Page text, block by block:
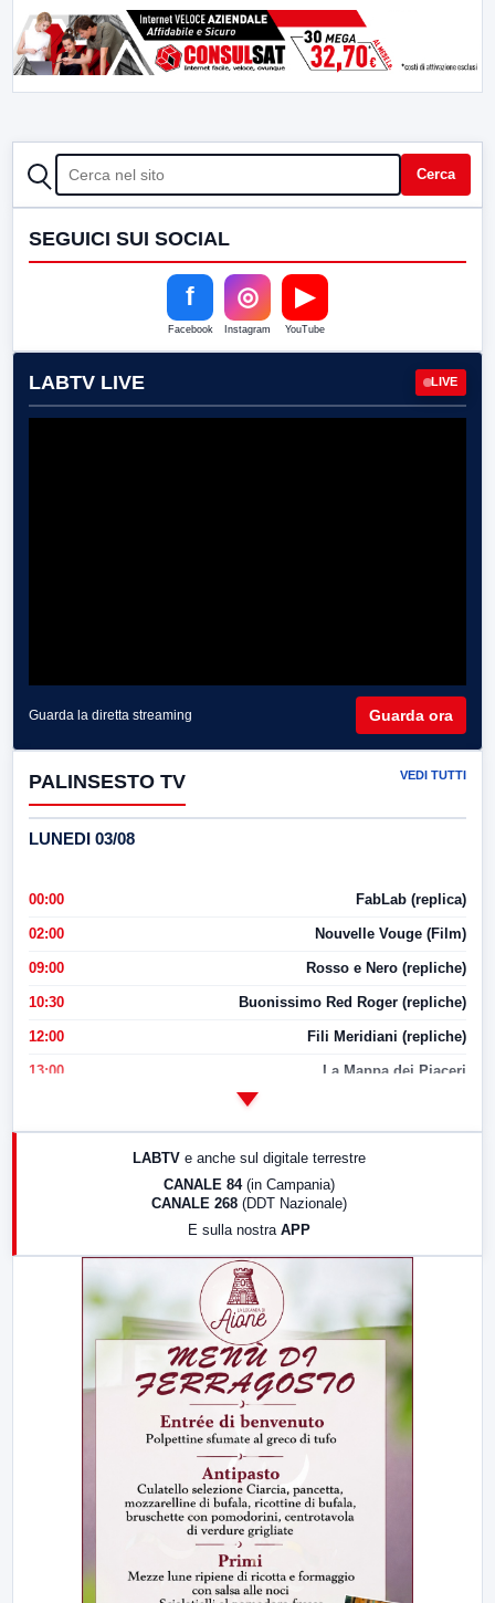
CERCA Cerca
SEGUICI SUI SOCIAL
f
Facebook
◎
Instagram
▶
YouTube
LABTV LIVE LIVE
Guarda la diretta streaming Guarda ora
PALINSESTO TV VEDI TUTTI
LUNEDI 03/08
00:00 FabLab (replica)
02:00 Nouvelle Vouge (Film)
09:00 Rosso e Nero (repliche)
10:30 Buonissimo Red Roger (repliche)
12:00 Fili Meridiani (repliche)
13:00 La Mappa dei Piaceri
LABTV e anche sul digitale terrestre
CANALE 84 (in Campania)
CANALE 268 (DDT Nazionale)
E sulla nostra APP